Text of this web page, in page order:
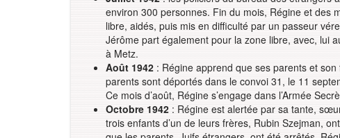
environ 300 personnes. Fin du mois, Régine et des
libre, aidés, puis mis en difficulté par un passeur
Jérôme part également pour la zone libre, avec, lui
à Metz.
Août 1942 : Régine apprend que ses parents et
parents sont déportés dans le convoi 31, le 11
Ce mois d’août, Régine s’engage dans l’Armée
Octobre 1942 : Régine est alertée par sa tante,
trois enfants d’un de leurs frères, Rubin Szejman,